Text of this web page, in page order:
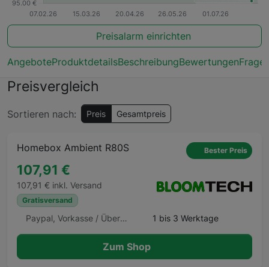
Preisalarm einrichten
AngeboteProduktdetailsBeschreibungBewertungen
Preisvergleich
Sortieren nach: Preis Gesamtpreis
Homebox Ambient R80S Bester Preis
107,91 €
107,91 € inkl. Versand
Gratisversand
Paypal, Vorkasse / Überweisung, Barzahlung, Barzahlung Barzahlen.de 1 bis 3 Werktage
Zum Shop